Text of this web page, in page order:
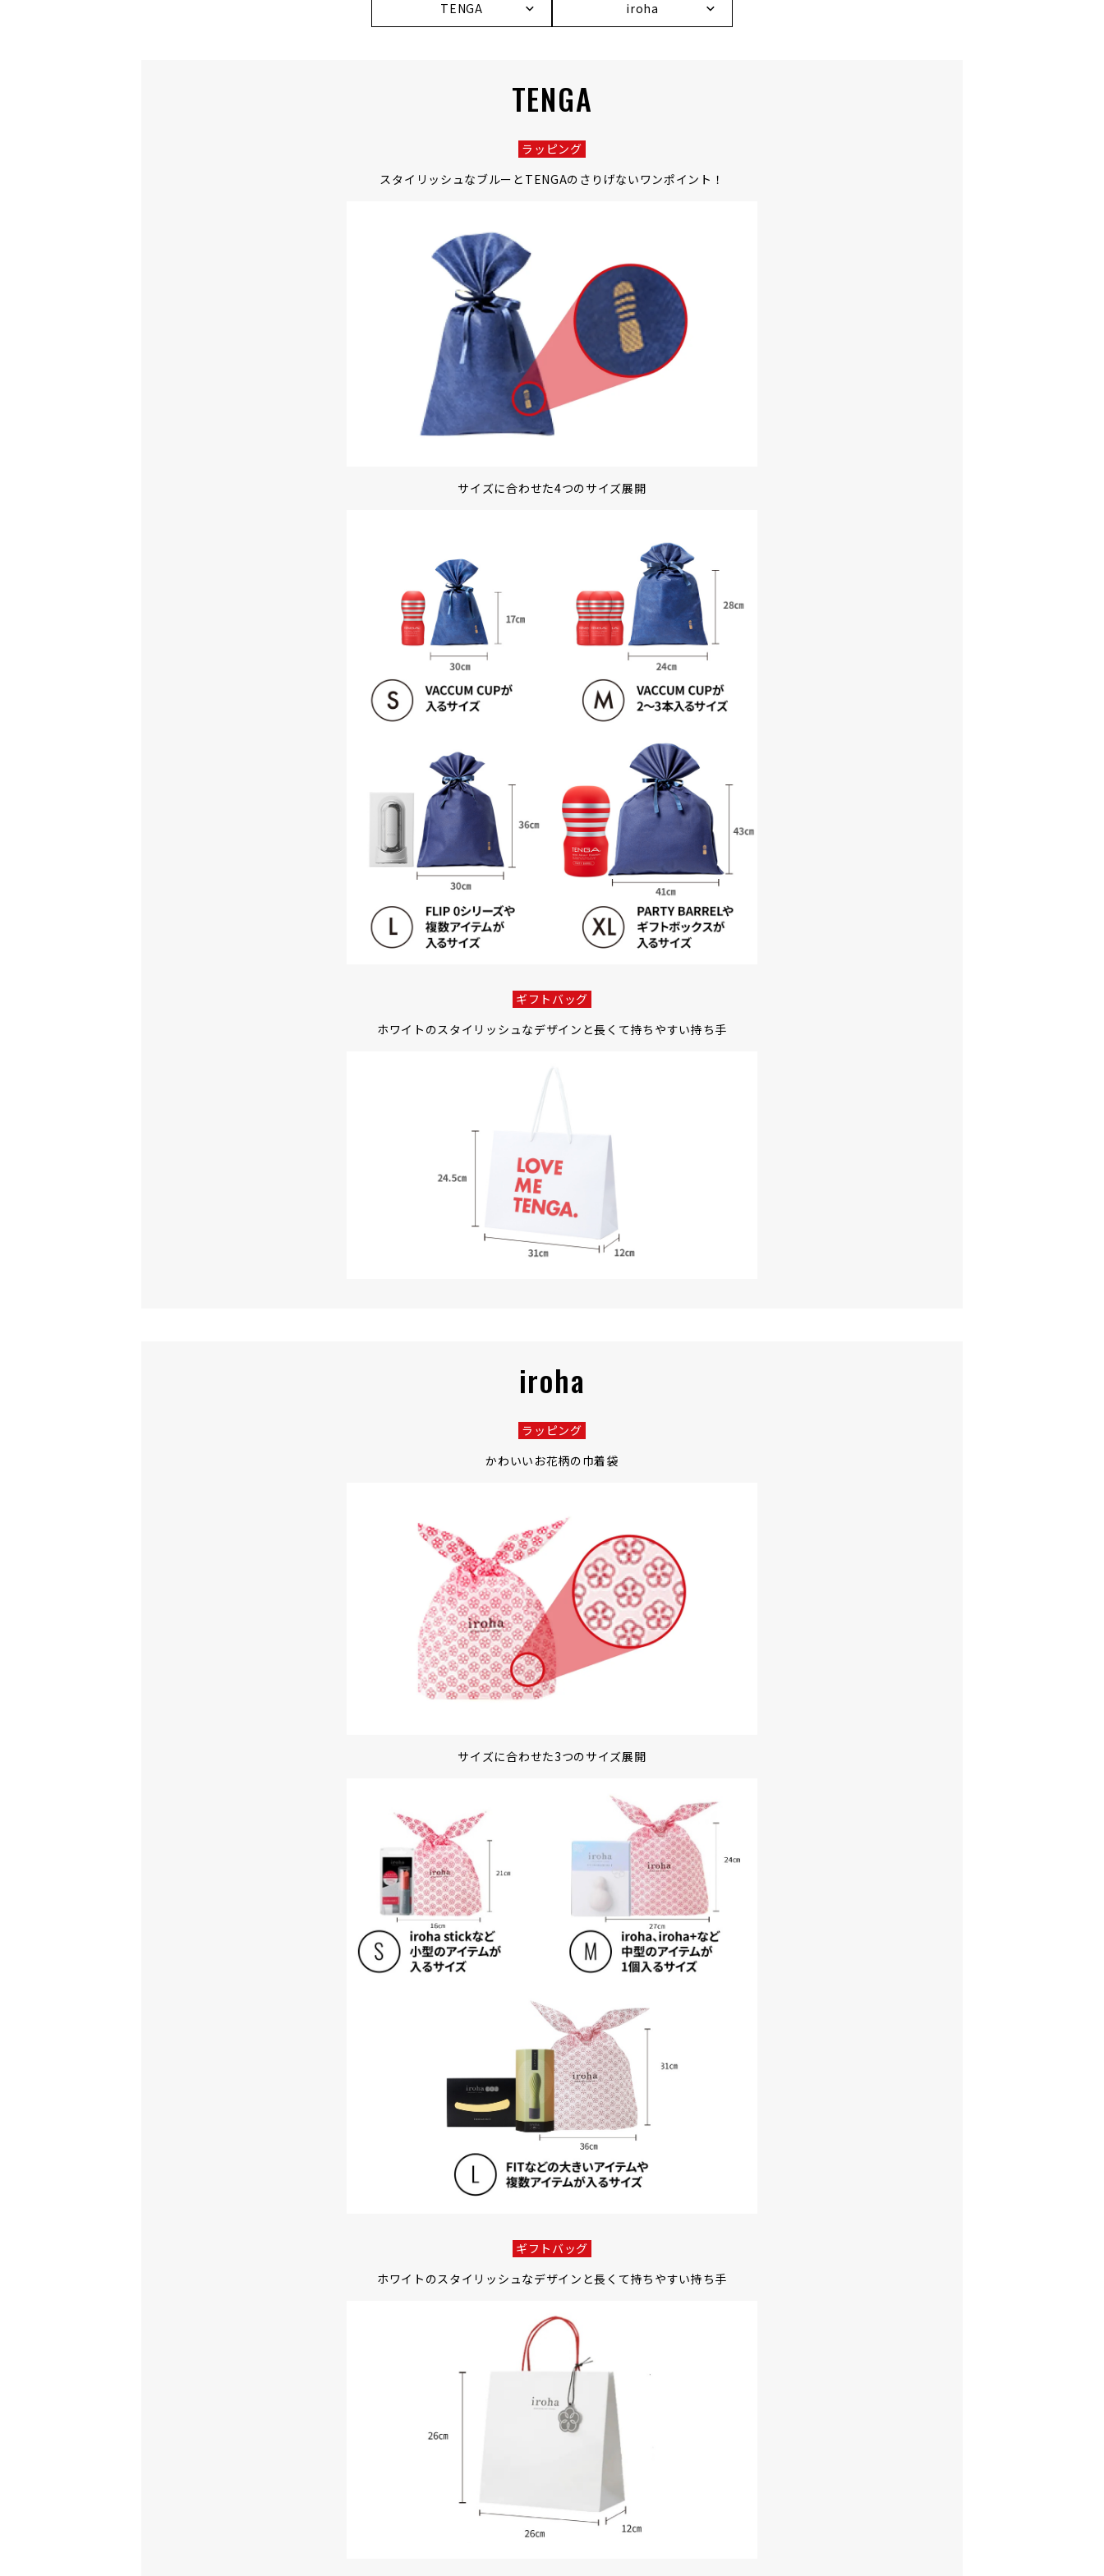
TENGA iroha
TENGA
ラッピング
スタイリッシュなブルーと TENGAのさりげないワンポイント！
サイズに合わせた4つのサイズ展開
ギフトバッグ
ホワイトのスタイリッシュなデザインと長くて持ちやすい持ち手
iroha
ラッピング
かわいいお花柄の巾着袋
サイズに合わせた3つのサイズ展開
ギフトバッグ
ホワイトのスタイリッシュなデザインと長くて持ちやすい持ち手